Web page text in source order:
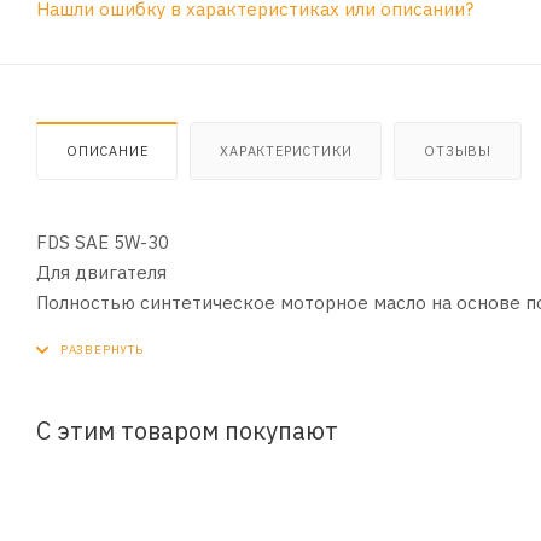
Нашли ошибку в характеристиках или описании?
ОПИСАНИЕ ХАРАКТЕРИСТИКИ ОТЗЫВЫ
FDS SAE 5W-30
Для двигателя
Полностью синтетическое моторное масло на основе
применением технологий USVO® и CleanSynto® для
С этим товаром покупают